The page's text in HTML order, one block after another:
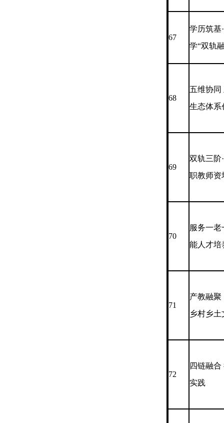
67
学历筑基
学“双轨
68
五维协同
生态体
69
双轨三阶
职教师
70
服务一老
能人才
71
产教融聚
乡村乡
72
四链融
实践